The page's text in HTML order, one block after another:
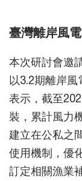
臺灣離岸風
本次研討會邀
以3.2期離岸
表示，截至
裝，累計風力
建立在公私之
使用機制，優
訂定相關漁業